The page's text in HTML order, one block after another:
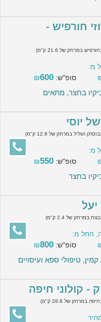
חורפיש -
במרחק של 21.6 ק"מ)
מ:
סופ"ש: ₪600
3, ברביקיו בחצר, מתאים
יוסי
הגליל במרחק של 12.6 ק"מ)
מ:
סופ"ש: ₪550
במרחק של 2.4 ק"מ)
החל מ:
סופ"ש: ₪800
- קולוני חיפה
במרחק של 28.8 ק"מ)